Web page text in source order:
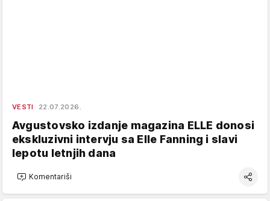
VESTI 22.07.2026.
Avgustovsko izdanje magazina ELLE donosi
ekskluzivni intervju sa Elle Fanning i slavi
lepotu letnjih dana
Komentariši